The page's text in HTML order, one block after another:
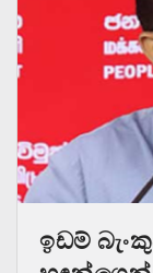
ඉඩම්